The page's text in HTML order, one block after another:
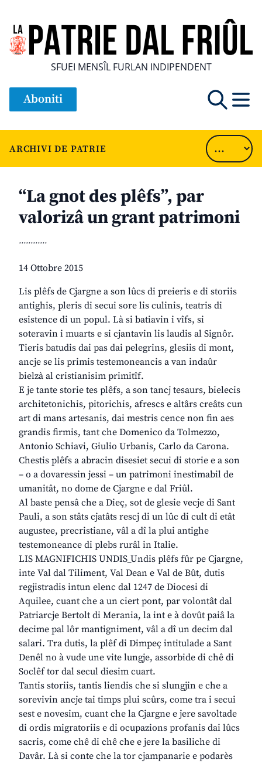
SFUEI MENSÎL FURLAN INDIPENDENT
Aboniti
ARCHIVI DE PATRIE
“La gnot des plêfs”, par
valorizâ un grant patrimoni
............
14 Ottobre 2015
Lis plêfs de Cjargne a son lûcs di preieris e di storiis
antighis, pleris di secui sore lis culinis, teatris di
esistence di un popul. Là si batiavin i vîfs, si
soteravin i muarts e si cjantavin lis laudis al Signôr.
Tieris batudis dai pas dai pelegrins, glesiis di mont,
ancje se lis primis testemoneancis a van indaûr
bielzà al cristianisim primitîf.
E je tante storie tes plêfs, a son tancj tesaurs, bielecis
architetonichis, pitorichis, afrescs e altârs creâts cun
art di mans artesanis, dai mestris cence non fin aes
grandis firmis, tant che Domenico da Tolmezzo,
Antonio Schiavi, Giulio Urbanis, Carlo da Carona.
Chestis plêfs a abracin disesiet secui di storie e a son
– o a dovaressin jessi – un patrimoni inestimabil de
umanitât, no dome de Cjargne e dal Friûl.
Al baste pensâ che a Dieç, sot de glesie vecje di Sant
Pauli, a son stâts cjatâts rescj di un lûc di cult di etât
augustee, precristiane, vâl a dî la plui antighe
testemoneance di plebs rurâl in Italie.
LIS MAGNIFICHIS UNDIS_Undis plêfs fûr pe Cjargne,
inte Val dal Tiliment, Val Dean e Val de Bût, dutis
regjistradis intun elenc dal 1247 de Diocesi di
Aquilee, cuant che a un ciert pont, par volontât dal
Patriarcje Bertolt di Merania, la int e à dovût paiâ la
decime pal lôr mantigniment, vâl a dî un decim dal
salari. Tra dutis, la plêf di Dimpeç intitulade a Sant
Denêl no à vude une vite lungje, assorbide di chê di
Soclêf tor dal secul diesim cuart.
Tantis storiis, tantis liendis che si slungjin e che a
sorevivin ancje tai timps plui scûrs, come tra i secui
sest e novesim, cuant che la Cjargne e jere savoltade
di ordis migratoriis e di ocupazions profanis dai lûcs
sacris, come chê di chê che e jere la basiliche di
Davâr. Là si conte che la tor cjampanarie e podarès